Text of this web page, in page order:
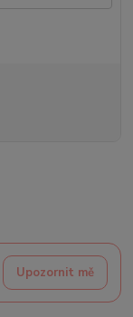
Upozornit mě